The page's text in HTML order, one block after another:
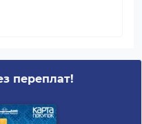
переплат!